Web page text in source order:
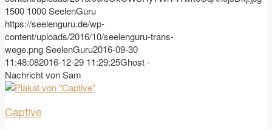
1500 1000SeelenGuru
https://seelenguru.de/wp-
content/uploads/2016/10/seelenguru-trans-
wege.pngSeelenGuru2016-09-30
11:48:082016-12-29 11:29:25Ghost -
Nachricht von Sam
Captive